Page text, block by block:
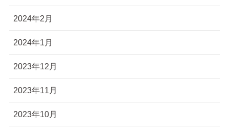
2024年2月
2024年1月
2023年12月
2023年11月
2023年10月